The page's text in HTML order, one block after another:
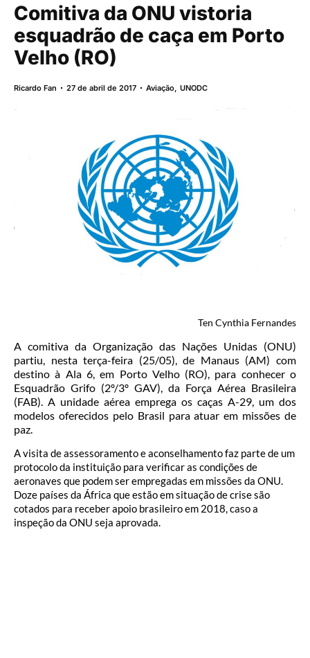
Comitiva da ONU vistoria
esquadrão de caça em Porto
Velho (RO)
Ricardo Fan 27 de abril de 2017 Aviação,UNODC
Ten Cynthia Fernandes
A comitiva da Organização das Nações Unidas (ONU)
partiu, nesta terça-feira (25/05), de Manaus (AM) com
destino à Ala 6, em Porto Velho (RO), para conhecer o
Esquadrão Grifo (2º/3º GAV), da Força Aérea Brasileira
(FAB). A unidade aérea emprega os caças A-29, um dos
modelos oferecidos pelo Brasil para atuar em missões de
paz.
A visita de assessoramento e aconselhamento faz parte de um
protocolo da instituição para verificar as condições de
aeronaves que podem ser empregadas em missões da ONU.
Doze países da África que estão em situação de crise são
cotados para receber apoio brasileiro em 2018, caso a
inspeção da ONU seja aprovada.